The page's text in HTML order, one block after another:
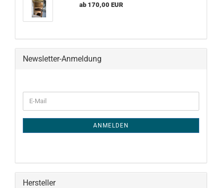
ab 170,00 EUR
Newsletter-Anmeldung
ZUR
NEWSLETTER-
E-
Mail
ANMELDEN
Hersteller